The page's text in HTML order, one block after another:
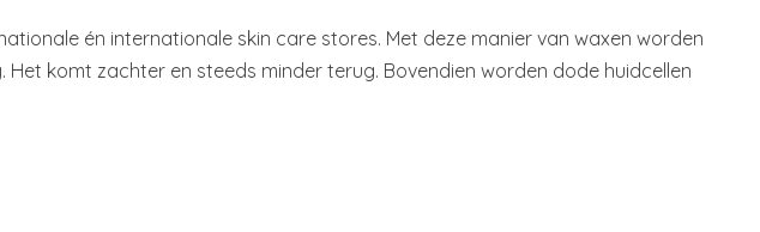
én internationale skin care stores. Met deze manier van waxen worden
komt zachter en steeds minder terug. Bovendien worden dode huidcellen